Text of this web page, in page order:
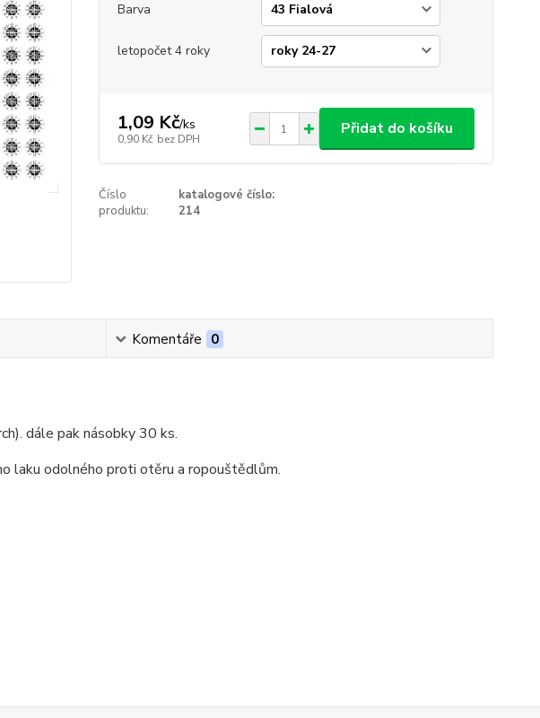
Barva
letopočet 4 roky
1,09 Kč/ks
0,90 Kč bez DPH
Přidat do košíku
Číslo
produktu:
katalogové číslo:
214
Komentáře 0
dále pak násobky 30 ks.
laku odolného proti otěru a ropouštědlům.